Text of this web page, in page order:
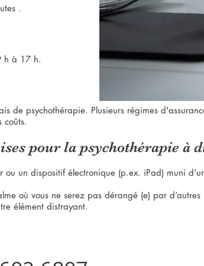
.
h à 17 h.
de psychothérapie. Plusieurs régimes
coûts.
pour la psychothérapie à
un dispositif électronique (p.ex. iPad) muni
où vous ne serez pas dérangé (e) par d’autres
élément distrayant.